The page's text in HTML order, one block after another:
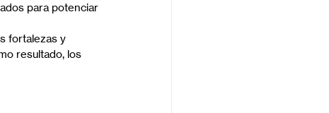
para potenciar
fortalezas y
resultado, los